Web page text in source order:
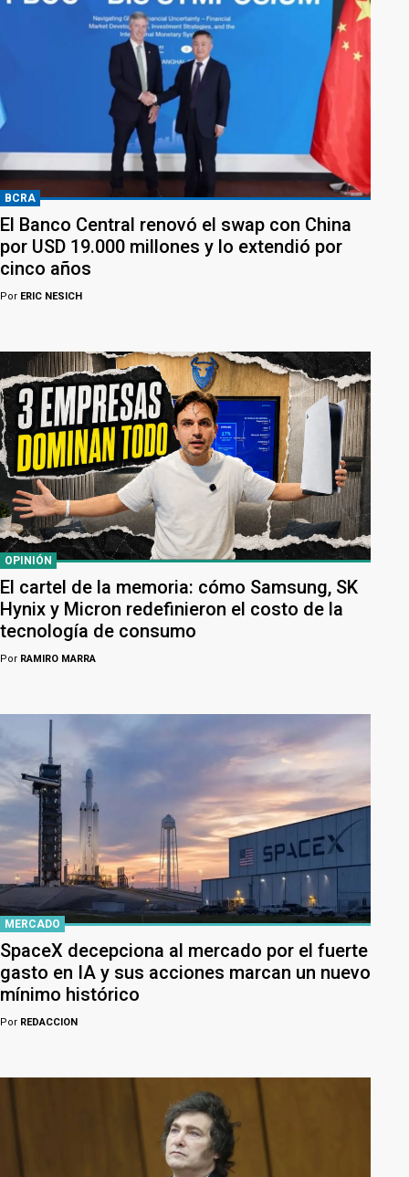
BCRA
El Banco Central renovó el swap con China
por USD 19.000 millones y lo extendió por
cinco años
Por ERIC NESICH
OPINIÓN
El cartel de la memoria: cómo Samsung, SK
Hynix y Micron redefinieron el costo de la
tecnología de consumo
Por RAMIRO MARRA
MERCADO
SpaceX decepciona al mercado por el fuerte
gasto en IA y sus acciones marcan un nuevo
mínimo histórico
Por REDACCION